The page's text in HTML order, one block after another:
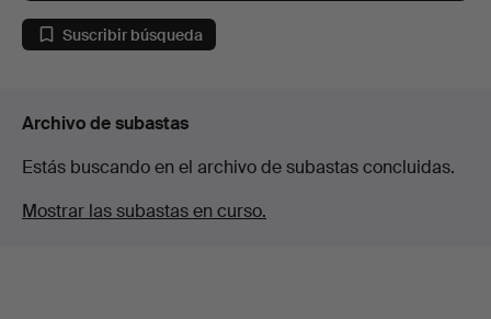
Suscribir búsqueda
Archivo de subastas
Estás buscando en el archivo de subastas concluidas.
Mostrar las subastas en curso.